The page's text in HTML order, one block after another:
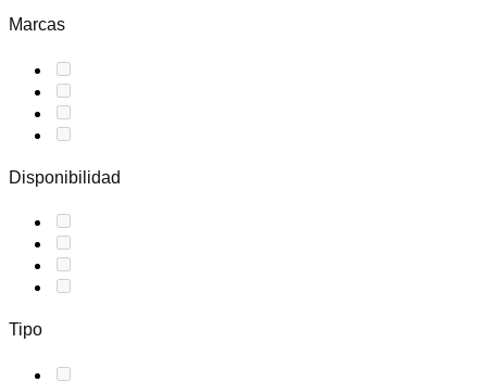
Marcas
Disponibilidad
Tipo